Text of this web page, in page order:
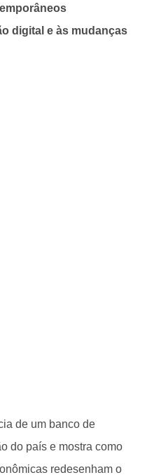
digital e às mudanças
de um banco de
do país e mostra como
redesenham o